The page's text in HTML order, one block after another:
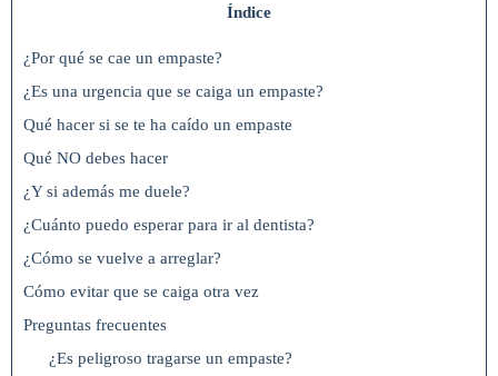
Índice
¿Por qué se cae un empaste?
¿Es una urgencia que se caiga un empaste?
Qué hacer si se te ha caído un empaste
Qué NO debes hacer
¿Y si además me duele?
¿Cuánto puedo esperar para ir al dentista?
¿Cómo se vuelve a arreglar?
Cómo evitar que se caiga otra vez
Preguntas frecuentes
¿Es peligroso tragarse un empaste?